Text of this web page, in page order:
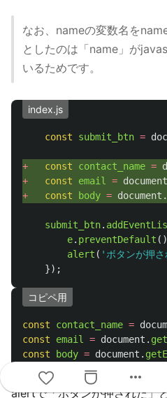
なお、nameの変数名を
としたのは「name」が
いるためです。
index.js
const submit_btn =
+ const contact_name =
+
const email = document
+
const body = document .
submit_btn.
e. preventDefault
alert ( ' ボタンが押さ
});
コピペ用
const contact_name =
const
email = document .
const
body = document .
alertで「ボタンが押された」
more_horiz